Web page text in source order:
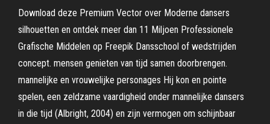
Download deze Premium Vector over Moderne dansers
silhouetten en ontdek meer dan 11 Miljoen Professionele
Grafische Middelen op Freepik Dansschool of wedstrijden
concept. mensen genieten van tijd samen doorbrengen.
mannelijke en vrouwelijke personages Hij kon en pointe
spelen, een zeldzame vaardigheid onder mannelijke dansers
in die tijd (Albright, 2004) en zijn vermogen om schijnbaar